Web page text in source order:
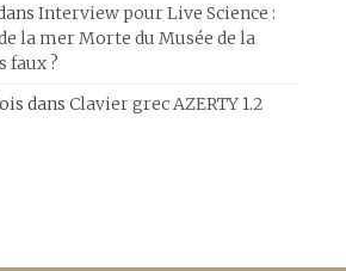
Interview pour Live Science :
la mer Morte du Musée de la
faux ?
dans Clavier grec AZERTY 1.2